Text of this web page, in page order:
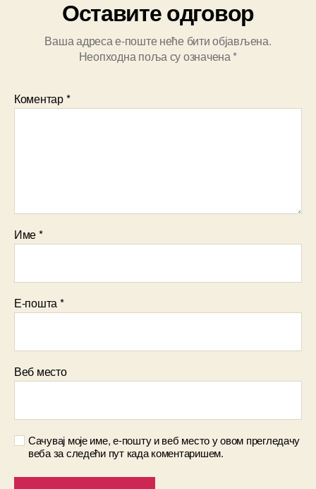
Оставите одговор
Ваша адреса е-поште неће бити објављена.
Неопходна поља су означена*
Коментар*
Име*
Е-пошта*
Веб место
Сачувај моје име, е-пошту и веб место у овом прегледачу
веба за следећи пут када коментаришем.